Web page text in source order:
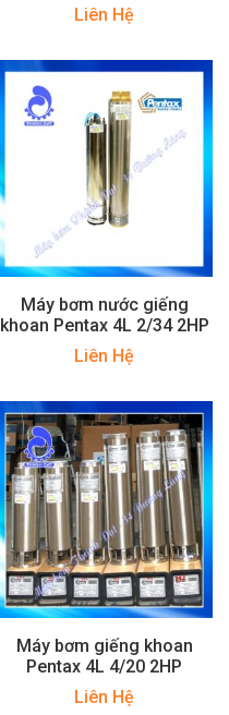
Liên Hệ
Máy bơm nước giếng
khoan Pentax 4L 2/34 2HP
Liên Hệ
Máy bơm giếng khoan
Pentax 4L 4/20 2HP
Liên Hệ